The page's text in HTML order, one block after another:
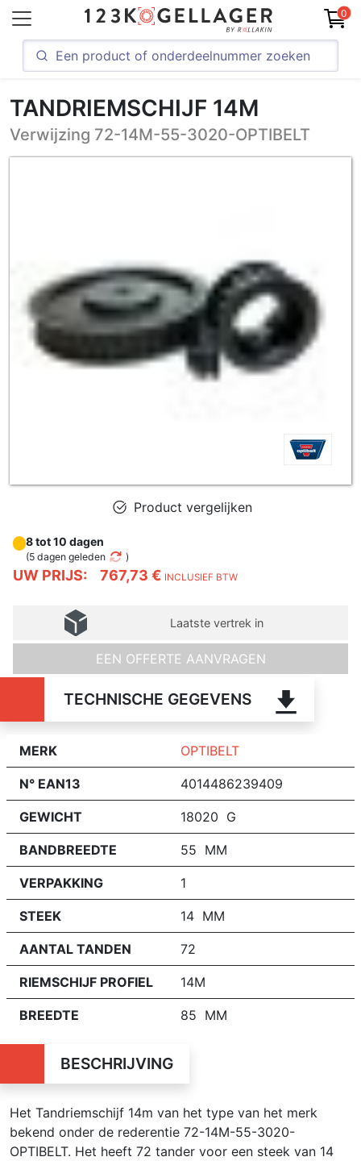
0
TANDRIEMSCHIJF 14M
Verwijzing 72-14M-55-3020-OPTIBELT
Product vergelijken
UW PRIJS: 767,73 € INCLUSIEF BTW
8 tot 10 dagen
(5 dagen geleden )
Laatste vertrek in
EEN OFFERTE AANVRAGEN
TECHNISCHE GEGEVENS
MERK OPTIBELT
N° EAN13 4014486239409
GEWICHT 18020 G
BANDBREEDTE 55 MM
VERPAKKING 1
STEEK 14 MM
AANTAL TANDEN 72
RIEMSCHIJF PROFIEL 14M
BREEDTE 85 MM
BESCHRIJVING
Het Tandriemschijf 14m van het type van het merk
bekend onder de rederentie 72-14M-55-3020-
OPTIBELT. Het heeft 72 tander voor een steek van 14